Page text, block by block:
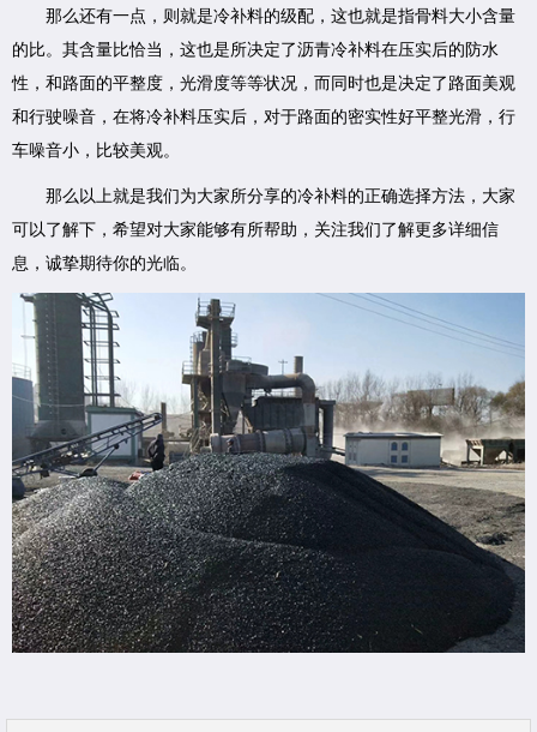
那么还有一点，则就是冷补料的级配，这也就是指骨料大小含量
的比。其含量比恰当，这也是所决定了沥青冷补料在压实后的防水
性，和路面的平整度，光滑度等等状况，而同时也是决定了路面美观
和行驶噪音，在将冷补料压实后，对于路面的密实性好平整光滑，行
车噪音小，比较美观。
那么以上就是我们为大家所分享的冷补料的正确选择方法，大家
可以了解下，希望对大家能够有所帮助，关注我们了解更多详细信
息，诚挚期待你的光临。